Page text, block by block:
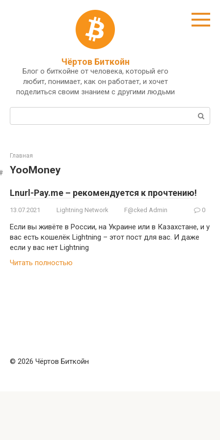
Чёртов Биткойн
Блог о биткойне от человека, который его
любит, понимает, как он работает, и хочет
поделиться своим знанием с другими людьми
Поиск:
Главная
YooMoney
Lnurl-Pay.me – рекомендуется к прочтению!
13.07.2021 Lightning Network F@cked Admin 0
Если вы живёте в России, на Украине или в Казахстане, и у
вас есть кошелёк Lightning – этот пост для вас. И даже
если у вас нет Lightning
Читать полностью
© 2026 Чёртов Биткойн